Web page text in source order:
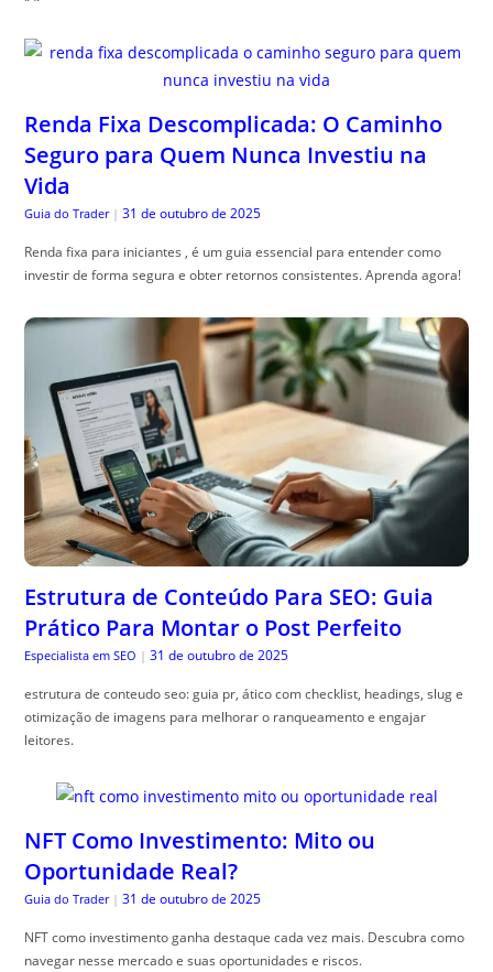
Renda Fixa Descomplicada: O Caminho
Seguro para Quem Nunca Investiu na
Vida
Guia do Trader | 31 de outubro de 2025
Renda fixa para iniciantes , é um guia essencial para entender como
investir de forma segura e obter retornos consistentes. Aprenda agora!
Estrutura de Conteúdo Para SEO: Guia
Prático Para Montar o Post Perfeito
Especialista em SEO | 31 de outubro de 2025
estrutura de conteudo seo: guia pr, ático com checklist, headings, slug e
otimização de imagens para melhorar o ranqueamento e engajar
leitores.
NFT Como Investimento: Mito ou
Oportunidade Real?
Guia do Trader | 31 de outubro de 2025
NFT como investimento ganha destaque cada vez mais. Descubra como
navegar nesse mercado e suas oportunidades e riscos.